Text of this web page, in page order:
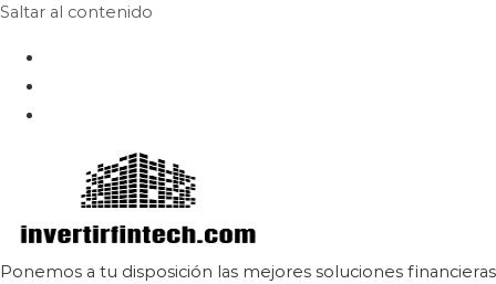
Saltar al contenido
Ponemos a tu disposición las mejores soluciones financieras